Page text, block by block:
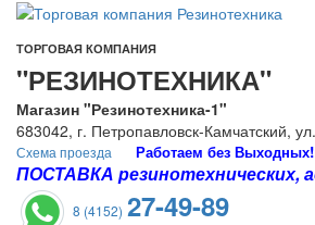
ТОРГОВАЯ КОМПАНИЯ
"РЕЗИНОТЕХНИКА"
Магазин "Резинотехника-1"
683042, г. Петропавловск-Камчатский,
Схема проезда Работаем без Выходных!
ПОСТАВКА резинотехнических,
8 (4152) 27-49-89